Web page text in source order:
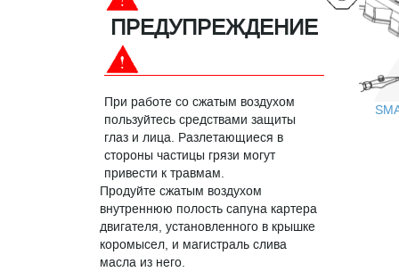
ПРЕДУПРЕЖДЕНИЕ
При работе со сжатым воздухом
пользуйтесь средствами защиты
глаз и лица. Разлетающиеся в
стороны частицы грязи могут
привести к травмам.
Продуйте сжатым воздухом
внутреннюю полость сапуна картера
двигателя, установленного в крышке
коромысел, и магистраль слива
масла из него.